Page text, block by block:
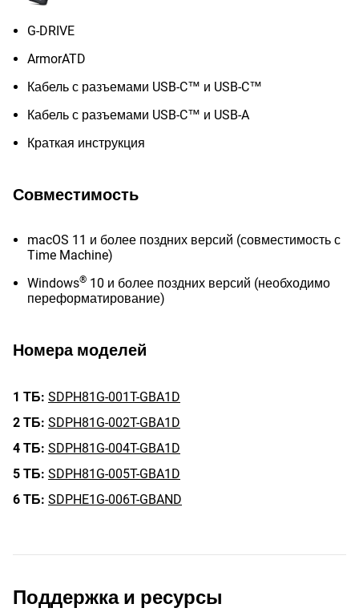
G-DRIVE
ArmorATD
Кабель с разъемами USB-C™ и USB-C™
Кабель с разъемами USB-C™ и USB-A
Краткая инструкция
Совместимость
macOS 11 и более поздних версий (совместимость с
Time Machine)
Windows® 10 и более поздних версий (необходимо
переформатирование)
Номера моделей
1 ТБ: SDPH81G-001T-GBA1D
2 ТБ: SDPH81G-002T-GBA1D
4 ТБ: SDPH81G-004T-GBA1D
5 ТБ: SDPH81G-005T-GBA1D
6 ТБ: SDPHE1G-006T-GBAND
Поддержка и ресурсы